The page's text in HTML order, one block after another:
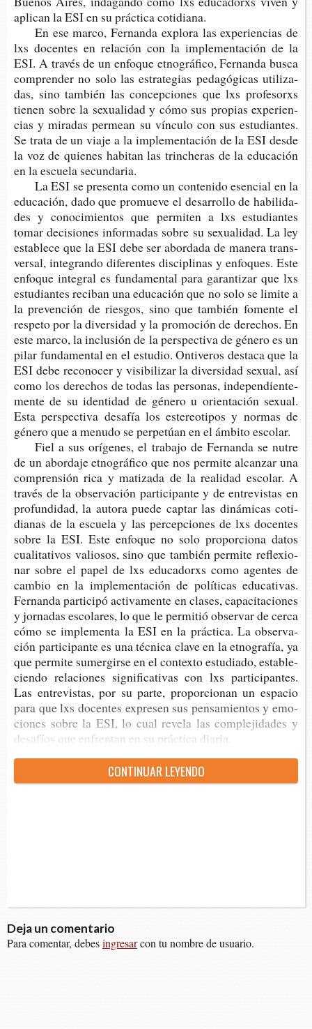
apli­can la ESI en su prác­ti­ca cotidiana.
En ese marco, Fer­nan­da explo­ra las expe­rien­cias de
lxs docen­tes en rela­ción con la imple­men­ta­ción de la
ESI. A tra­vés de un enfo­que etno­grá­fi­co, Fer­nan­da busca
com­pren­der no solo las estra­te­gias peda­gó­gi­cas uti­li­za­
das, sino tam­bién las con­cep­cio­nes que lxs pro­fe­sorxs
tie­nen sobre la sexua­li­dad y cómo sus pro­pias expe­rien­
cias y mira­das per­mean su víncu­lo con sus estu­dian­tes.
Se trata de un viaje a la imple­men­ta­ción de la ESI desde
la voz de quie­nes habi­tan las trin­che­ras de la edu­ca­ción
en la escue­la secundaria.
La ESI se pre­sen­ta como un con­te­ni­do esen­cial en la
edu­ca­ción, dado que pro­mue­ve el desa­rro­llo de habi­li­da­
des y cono­ci­mien­tos que per­mi­ten a lxs estu­dian­tes
tomar deci­sio­nes infor­ma­das sobre su sexua­li­dad. La ley
esta­ble­ce que la ESI debe ser abor­da­da de mane­ra trans­
ver­sal, inte­gran­do dife­ren­tes dis­ci­pli­nas y enfo­ques. Este
enfo­que inte­gral es fun­da­men­tal para garan­ti­zar que lxs
estu­dian­tes reci­ban una edu­ca­ción que no solo se limi­te a
la pre­ven­ción de ries­gos, sino que tam­bién fomen­te el
res­pe­to por la diver­si­dad y la pro­mo­ción de dere­chos. En
este marco, la inclu­sión de la pers­pec­ti­va de géne­ro es un
pilar fun­da­men­tal en el estu­dio. Onti­ve­ros des­ta­ca que la
ESI debe reco­no­cer y visi­bi­li­zar la diver­si­dad sexual, así
como los dere­chos de todas las per­so­nas, inde­pen­dien­te­
men­te de su iden­ti­dad de géne­ro u orien­ta­ción sexual.
Esta pers­pec­ti­va desa­fía los este­reo­ti­pos y nor­mas de
géne­ro que a menu­do se per­pe­túan en el ámbi­to escolar.
Fiel a sus orí­ge­nes, el tra­ba­jo de Fer­nan­da se nutre
de un abor­da­je etno­grá­fi­co que nos per­mi­te alcan­zar una
com­pren­sión rica y mati­za­da de la reali­dad esco­lar. A
tra­vés de la obser­va­ción par­ti­ci­pan­te y de entre­vis­tas en
pro­fun­di­dad, la auto­ra puede cap­tar las diná­mi­cas coti­
dia­nas de la escue­la y las per­cep­cio­nes de lxs docen­tes
sobre la ESI. Este enfo­que no solo pro­por­cio­na datos
cua­li­ta­ti­vos valio­sos, sino que tam­bién per­mi­te refle­xio­
nar sobre el papel de lxs edu­ca­dorxs como agen­tes de
cam­bio en la imple­men­ta­ción de polí­ti­cas edu­ca­ti­vas.
Fer­nan­da par­ti­ci­pó acti­va­men­te en cla­ses, capa­ci­ta­cio­nes
y jor­na­das esco­la­res, lo que le per­mi­tió obser­var de cerca
cómo se imple­men­ta la ESI en la prác­ti­ca. La obser­va­
ción par­ti­ci­pan­te es una téc­ni­ca clave en la etno­gra­fía, ya
que per­mi­te sumer­gir­se en el con­tex­to estu­dia­do, esta­ble­
cien­do rela­cio­nes sig­ni­fi­ca­ti­vas con lxs par­ti­ci­pan­tes.
Las entre­vis­tas, por su parte, pro­por­cio­nan un espa­cio
para que lxs docen­tes expre­sen sus pen­sa­mien­tos y emo­
cio­nes sobre la ESI, lo cual reve­la las com­ple­ji­da­des y
desa­fíos que enfren­tan en su prác­ti­ca diaria.
CON­TI­NUAR LEYENDO
Deja un comentario
Para comentar, debesingresarcon tu nombre de usuario.